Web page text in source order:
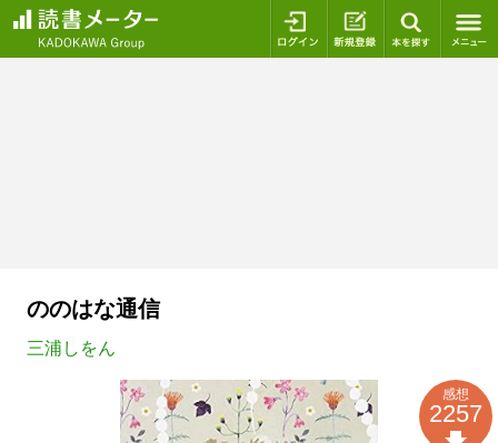
ログイン 新規登録
ののはな通信
三浦しをん
感想
2257